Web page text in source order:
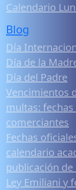
Calendario
Blog
Día
Día de la
Día del Padre
Vencimientos
multas:
comerciantes
Fechas
calendario
publicación
Ley Emiliani y